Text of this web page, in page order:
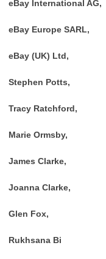
eBay International AG,
eBay Europe SARL,
eBay (UK) Ltd,
Stephen Potts,
Tracy Ratchford,
Marie Ormsby,
James Clarke,
Joanna Clarke,
Glen Fox,
Rukhsana Bi